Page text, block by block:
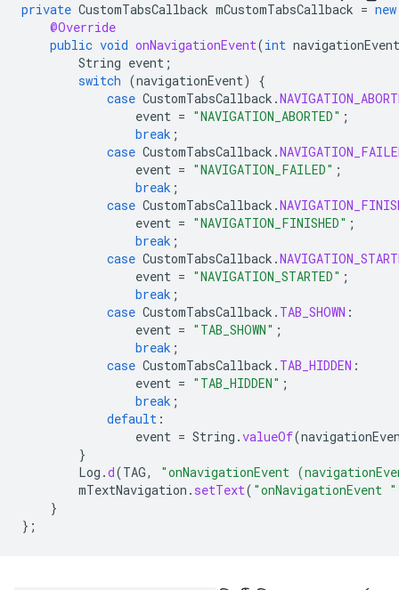
private CustomTabsCallback mCustomTabsCallback = new
@Override
public void onNavigationEvent(int navigationEvent
String event ;
switch (navigationEvent)
{
case CustomTabsCallback .
event = "NAVIGATION_ABORTED" ;
break ;
case CustomTabsCallback .
event = "NAVIGATION_FAILED" ;
break ;
case CustomTabsCallback .
event = "NAVIGATION_FINISHED" ;
break ;
case CustomTabsCallback .
event = "NAVIGATION_STARTED" ;
break ;
case CustomTabsCallback . TAB_SHOWN :
event = "TAB_SHOWN" ;
break ;
case CustomTabsCallback . TAB_HIDDEN :
event = "TAB_HIDDEN" ;
break ;
default :
event = String .valueOf(
}
Log .d(TAG,
"onNavigationEvent
mTextNavigation . setText( "onNavigationEvent "
}
};